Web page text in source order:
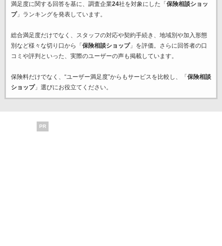
満足度に関する回答を基に、調査企業24社を対象にした「 保険相談ショッ
プ」ランキングを発表しています。
総合満足度だけでなく、スタッフの対応や契約手続き、地域別や加入形態
別など様々な切り口から「 保険相談ショップ」を評価。さらに回答者の口
コミや評判といった、実際のユーザーの声も掲載しています。
保険料だけでなく、“ユーザー満足度”からもサービスを比較し、「 保険相談
ショップ」選びにお役立てください。
PR